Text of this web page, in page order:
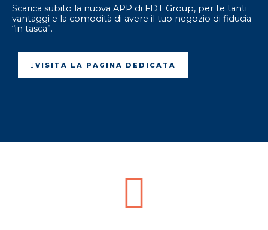
Scarica subito la nuova APP di FDT Group, per te tanti
vantaggi e la comodità di avere il tuo negozio di fiducia
“in tasca”.
VISITA LA PAGINA DEDICATA